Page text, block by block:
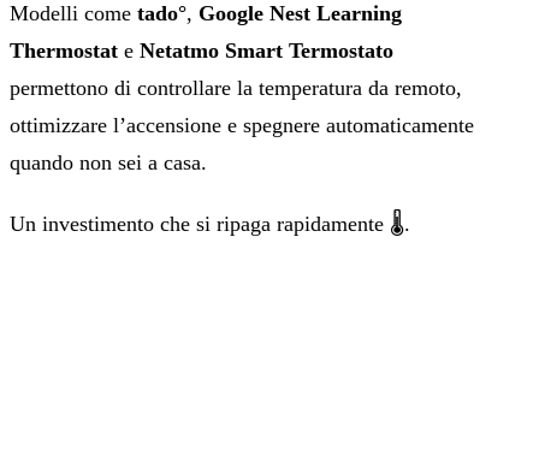
Modelli come tado°, Google Nest Learning
Thermostat e Netatmo Smart Termostato
permettono di controllare la temperatura da remoto,
ottimizzare l’accensione e spegnere automaticamente
quando non sei a casa.
Un investimento che si ripaga rapidamente 🌡️.